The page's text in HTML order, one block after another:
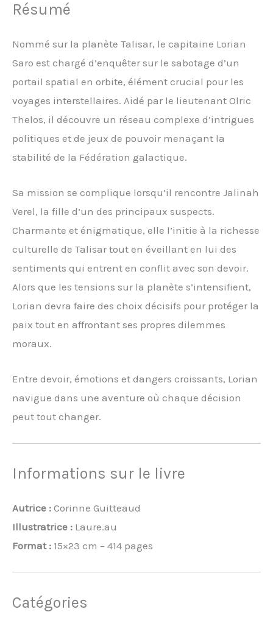
Résumé
Nommé sur la planète Talisar, le capitaine Lorian
Saro est chargé d’enquêter sur le sabotage d’un
portail spatial en orbite, élément crucial pour les
voyages interstellaires. Aidé par le lieutenant Olric
Thelos, il découvre un réseau complexe d’intrigues
politiques et de jeux de pouvoir menaçant la
stabilité de la Fédération galactique.
Sa mission se complique lorsqu’il rencontre Jalinah
Verel, la fille d’un des principaux suspects.
Charmante et énigmatique, elle l’initie à la richesse
culturelle de Talisar tout en éveillant en lui des
sentiments qui entrent en conflit avec son devoir.
Alors que les tensions sur la planète s’intensifient,
Lorian devra faire des choix décisifs pour protéger la
paix tout en affrontant ses propres dilemmes
moraux.
Entre devoir, émotions et dangers croissants, Lorian
navigue dans une aventure où chaque décision
peut tout changer.
Informations sur le livre
Autrice : Corinne Guitteaud
Illustratrice : Laure.au
Format : 15×23 cm – 414 pages
Catégories